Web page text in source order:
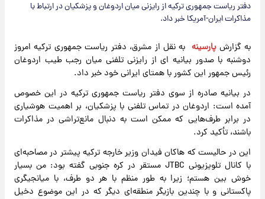
دفتر ریاست جمهوری ترکیه از رایزنی میان اردوغان و پزشکیان در ارتباط با
مذاکرات ایران-آمریکا خبر داد.
به گزارش پارسینهبه نقل از مشرق، دفتر ریاست جمهوری ترکیه امروز
دوشنبه با صدور بیانیه ای از رایزنی تلفنی میان رجب طیب اردوغان
رئیس جمهور این کشور با همتای ایرانی خود خبر داد.
در بیانیه صادره از سوی دفتر ریاست جمهوری ترکیه در این خصوص
آمده است: اردوغان در تماس تلفنی با پزشکیان، بر اهمیت هوشیاری
در برابر طرف‌هایی که ممکن است به دنبال مانع‌تراشی در مذاکرات
باشند، تأکید کرد.
این در حالیست که هاکان فیدان وزیر خارجه ترکیه پیشتر در مصاحبه‌ای
با کانال تلویزیونی JTBC مستقر در کره جنوبی گفته بود: من بسیار
خوش‌ بین هستم؛ زیرا به طور منظم با هر دو طرف، با میانجیگری
پاکستانی و با چندین بازیگر منطقه‌ای دیگر که در این موضوع دخیل